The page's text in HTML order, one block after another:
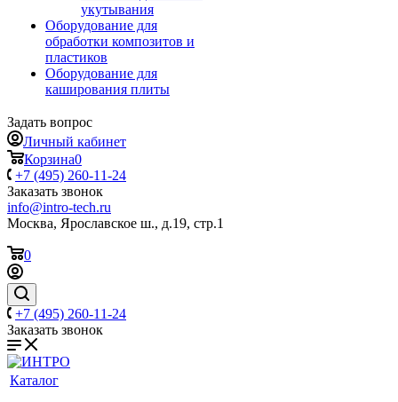
укутывания
Оборудование для
обработки композитов и
пластиков
Оборудование для
каширования плиты
Задать вопрос
Личный кабинет
Корзина0
+7 (495) 260-11-24
Заказать звонок
info@intro-tech.ru
Москва, Ярославское ш., д.19, стр.1
0
+7 (495) 260-11-24
Заказать звонок
Каталог